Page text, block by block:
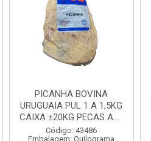
PICANHA BOVINA
URUGUAIA PUL 1 A 1,5KG
CAIXA ±20KG PECAS ATE
...
Código: 43486
Embalagem: Quilograma